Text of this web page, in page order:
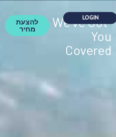
.
We've Got
You
Covered
להצעת
מחיר